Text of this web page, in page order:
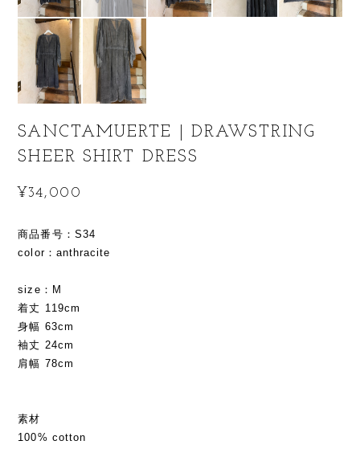
SANCTAMUERTE | DRAWSTRING
SHEER SHIRT DRESS
¥34,000
商品番号：S34
color：anthracite
size：M
着丈 119cm
身幅 63cm
袖丈 24cm
肩幅 78cm
素材
100% cotton